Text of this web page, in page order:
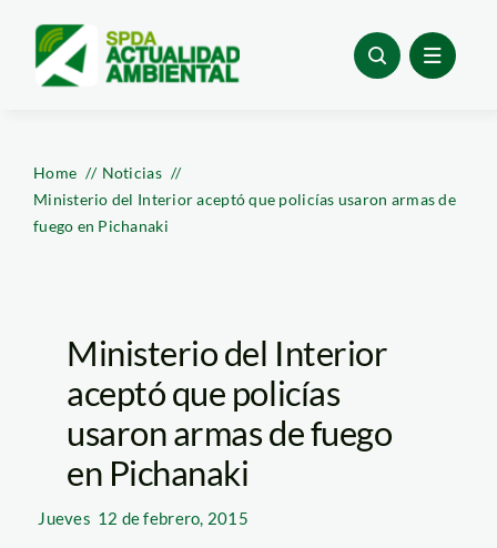
content
Home
Noticias
Ministerio del Interior aceptó que policías usaron armas de
fuego en Pichanaki
Ministerio del Interior
aceptó que policías
usaron armas de fuego
en Pichanaki
Jueves 12 de febrero, 2015